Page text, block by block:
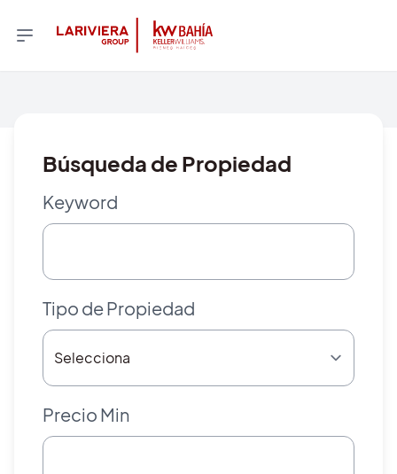
Búsqueda de Propiedad
Keyword
Tipo de Propiedad
Precio Min